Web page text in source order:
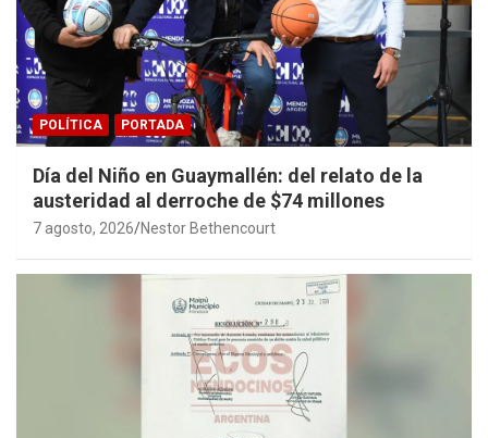
POLÍTICA PORTADA
Día del Niño en Guaymallén: del relato de la
austeridad al derroche de $74 millones
7 agosto, 2026 Nestor Bethencourt